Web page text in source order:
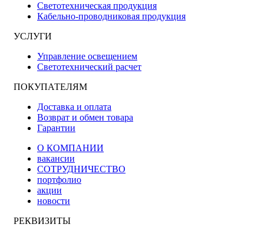
Светотехническая продукция
Кабельно-проводниковая продукция
УСЛУГИ
Управление освещением
Светотехнический расчет
ПОКУПАТЕЛЯМ
Доставка и оплата
Возврат и обмен товара
Гарантии
О КОМПАНИИ
вакансии
СОТРУДНИЧЕСТВО
портфолио
акции
новости
РЕКВИЗИТЫ